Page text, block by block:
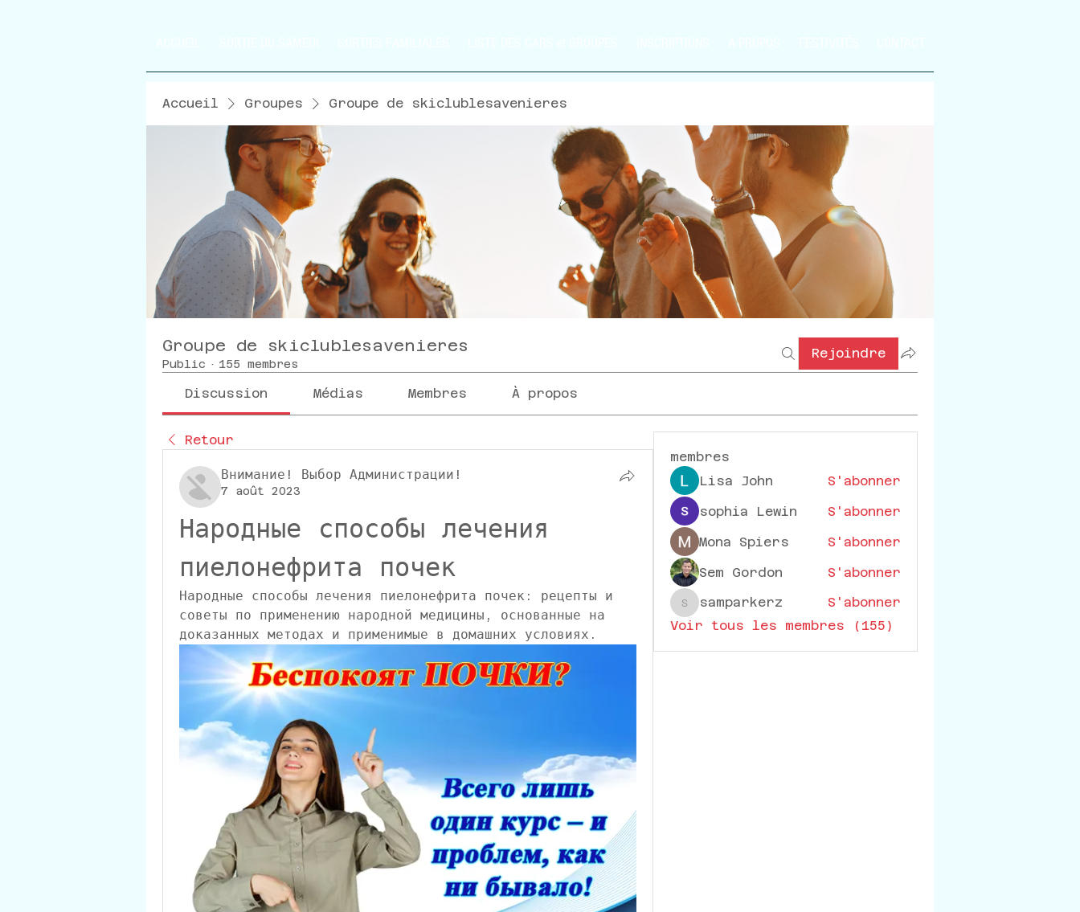
Accueil Groupes Groupe de skiclublesavenieres
Groupe de skiclublesavenieres
Public · 155 membres
Rejoindre
Discussion Médias Membres À propos
Retour
Внимание! Выбор Администрации!
7 août 2023
Народные способы лечения
пиелонефрита почек
Народные способы лечения пиелонефрита почек: рецепты и
советы по применению народной медицины, основанные на
доказанных методах и применимые в домашних условиях.
membres
Lisa John
S'abonner
sophia Lewin
S'abonner
Mona Spiers
S'abonner
Sem Gordon
S'abonner
samparkerz
samparkerz
S'abonner
Voir tous les membres (155)